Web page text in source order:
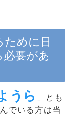
ために日
要があ
うら 」とも
でいる方は当